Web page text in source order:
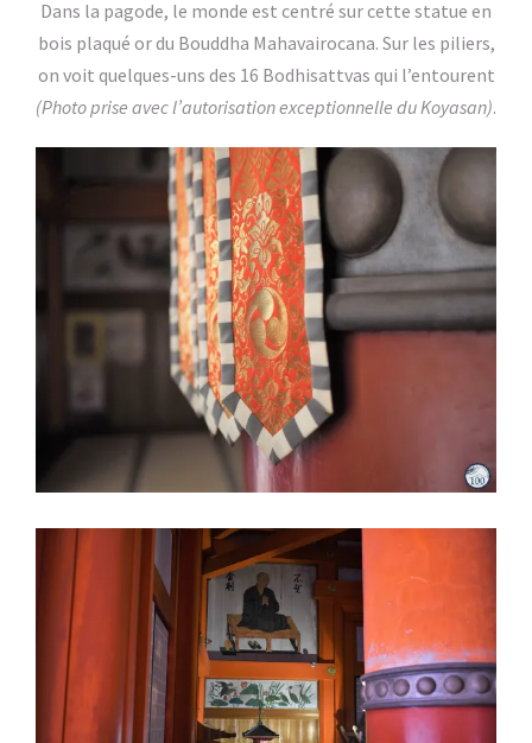
Dans la pagode, le monde est centré sur cette statue en
bois plaqué or du Bouddha Mahavairocana. Sur les piliers,
on voit quelques-uns des 16 Bodhisattvas qui l’entourent
(Photo prise avec l’autorisation exceptionnelle du Koyasan).